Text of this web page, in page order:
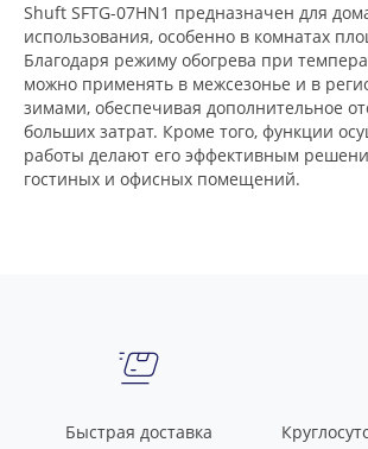
Shuft SFTG-07HN1 предназначен для
использования, особенно в комнатах
Благодаря режиму обогрева при
можно применять в межсезонье и в
зимами, обеспечивая дополнительное
больших затрат. Кроме того, функции
работы делают его эффективным
гостиных и офисных помещений.
Быстрая доставка